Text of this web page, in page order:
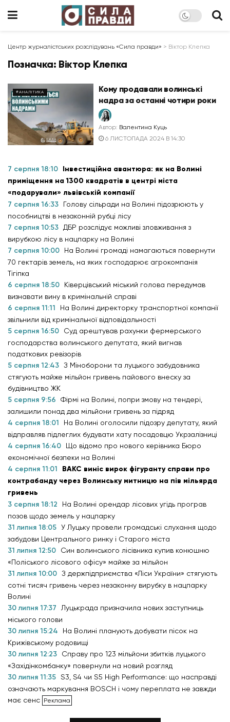
Центр журналістських розслідувань «Сила правди» > Віктор Клепка
Позначка: Віктор Клепка
#АНАЛІТИКА
Кому продавали волинські
надра за останні чотири роки
Автор: Валентина Куць
6 ЛИСТОПАДА 2024 В 14:30
7 серпня 18:10 Інвестиційна авантюра: як на Волині
приміщення на 1300 квадратів в центрі міста
«подарували» львівській компанії
7 серпня 16:33
Голову сільради на Волині підозрюють у
пособництві в незаконній рубці лісу
7 серпня 10:53
ДБР розслідує можливі зловживання з
вирубкою лісу в нацпарку на Волині
7 серпня 10:00
На Волині громаді намагаються повернути
70 гектарів земель, на яких господарює агрокомпанія
Тігіпка
6 серпня 18:50
Ківерцівський міський голова передумав
визнавати вину в кримінальній справі
6 серпня 11:11
На Волині директорку транспортної компанії
звільнили від кримінальної відповідальності
5 серпня 16:50
Суд арештував рахунки фермерського
господарства волинського депутата, який вигнав
податкових ревізорів
5 серпня 12:43 З Міноборони та луцького забудовника
стягують майже мільйон гривень пайового внеску за
будівництво ЖК
5 серпня 9:56
Фірмі на Волині, попри змову на тендері,
залишили понад два мільйони гривень за підряд
4 серпня 18:01
На Волині оголосили підозру депутату, який
відправляв підлеглих будувати хату посадовцю Укрзалізниці
4 серпня 16:40
Що відомо про нового керівника Бюро
економічної безпеки на Волині
4 серпня 11:01
ВАКС виніс вирок фігуранту справи про
контрабанду через Волинську митницю на пів мільярда
гривень
3 серпня 18:12
На Волині орендар лісових угідь програв
позов щодо земель у нацпарку
31 липня 18:05 У Луцьку провели громадські слухання щодо
забудови Центрального ринку і Старого міста
31 липня 12:50
Син волинського лісівника купив конюшню
«Поліського лісового офісу» майже за мільйон
31 липня 10:00 З держпідприємства «Ліси України» стягують
сотні тисяч гривень через незаконну вирубку в нацпарку
Волині
30 липня 17:37
Луцькрада призначила нових заступниць
міського голови
30 липня 15:24
На Волині планують добувати пісок на
Крижівському родовищі
30 липня 12:23
Справу про 123 мільйони збитків луцького
«Західінкомбанку» повернули на новий розгляд
30 липня 11:35 S3, S4 чи S5 High Performance: що насправді
означають маркування BOSCH і чому переплата не завжди
має сенс